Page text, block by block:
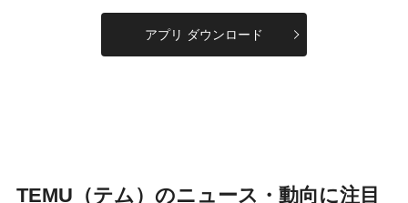
アプリ ダウンロード
TEMU（テム）のニュース・動向に注目